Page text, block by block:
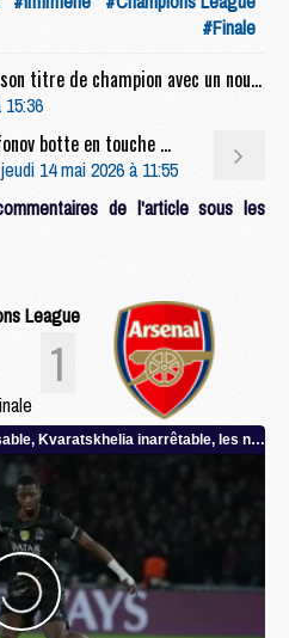
#Finale
Club : Le PSG fête son titre de champion avec un nouveau tee-shirt
Club : Comme Luis Enrique, Safonov botte en touche pour ses dégagements
jeudi 14 mai 2026 à 11:55
de l'article sous les
League
1